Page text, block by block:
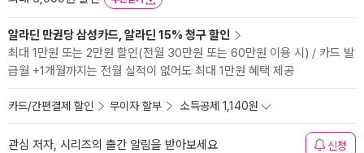
알라딘 만권당 삼성카드, 알라딘 15% 청구 할인
최대 1만원 또는 2만원 할인(전월 30만원 또는 60만원 이용 시) / 카드 발
급월 +1개월까지는 전월 실적이 없어도 최대 1만원 혜택 제공
카드/간편결제 할인 무이자 할부 소득공제 1,140원
관심 저자, 시리즈의 출간 알림을 받아보세요 신청